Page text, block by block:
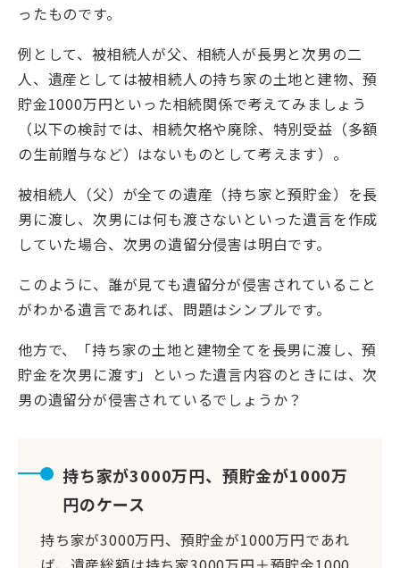
ったものです。
例として、被相続人が父、相続人が長男と次男の二
人、遺産としては被相続人の持ち家の土地と建物、預
貯金1000万円といった相続関係で考えてみましょう
（以下の検討では、相続欠格や廃除、特別受益（多額
の生前贈与など）はないものとして考えます）。
被相続人（父）が全ての遺産（持ち家と預貯金）を長
男に渡し、次男には何も渡さないといった遺言を作成
していた場合、次男の遺留分侵害は明白です。
このように、誰が見ても遺留分が侵害されていること
がわかる遺言であれば、問題はシンプルです。
他方で、「持ち家の土地と建物全てを長男に渡し、預
貯金を次男に渡す」といった遺言内容のときには、次
男の遺留分が侵害されているでしょうか？
持ち家が3000万円、預貯金が1000万
円のケース
持ち家が3000万円、預貯金が1000万円であれ